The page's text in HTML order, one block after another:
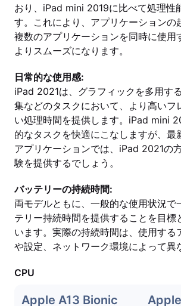
おり、iPad mini 2019に比べて処理性
す。これにより、アプリケーションの
複数のアプリケーションを同時に使用
よりスムーズになります。
日常的な使用感:
iPad 2021は、グラフィックを多用す
集などのタスクにおいて、より高いフ
い処理時間を提供します。iPad mini
的なタスクを快適にこなしますが、最
アプリケーションでは、iPad 2021の
験を提供するでしょう。
バッテリーの持続時間:
両モデルともに、一般的な使用状況で
テリー持続時間を提供することを目標
います。実際の持続時間は、使用する
や設定、ネットワーク環境によって異
CPU
Apple A13 Bionic